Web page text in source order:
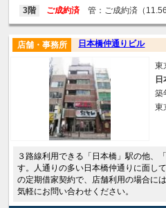
3階 ご成約済 管：ご成約済（11.56
日本橋仲通りビル
店舗・事務所
東
日
築
東
３路線利用できる「日本橋」駅の他、
す。人通りの多い日本橋仲通りに面し
の定期借家契約で、店舗利用の場合に
気軽にお問い合わせください。